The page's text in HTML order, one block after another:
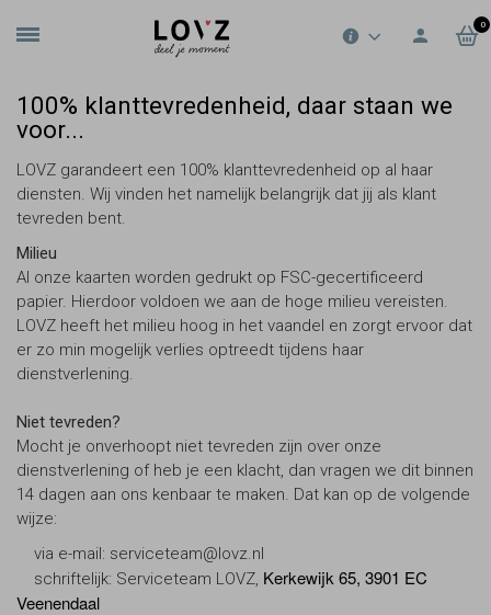
0
100% klanttevredenheid, daar staan we
voor...
LOVZ garandeert een 100% klanttevredenheid op al haar
diensten. Wij vinden het namelijk belangrijk dat jij als klant
tevreden bent.
Milieu
Al onze kaarten worden gedrukt op FSC-gecertificeerd
papier. Hierdoor voldoen we aan de hoge milieu vereisten.
LOVZ heeft het milieu hoog in het vaandel en zorgt ervoor dat
er zo min mogelijk verlies optreedt tijdens haar
dienstverlening.
Niet tevreden?
Mocht je onverhoopt niet tevreden zijn over onze
dienstverlening of heb je een klacht, dan vragen we dit binnen
14 dagen aan ons kenbaar te maken. Dat kan op de volgende
wijze:
via e-mail: serviceteam@lovz.nl
schriftelijk: Serviceteam LOVZ, Kerkewijk 65, 3901 EC
Veenendaal